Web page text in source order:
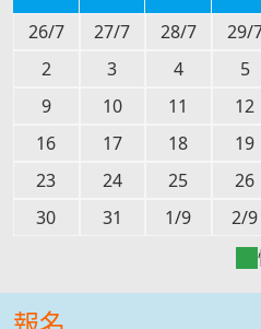
26/7
27/7 28/7 29/
2
3 4 5
9
10 11 12
16
17 18 19
23
24 25 26
30
31 1/9 2/9